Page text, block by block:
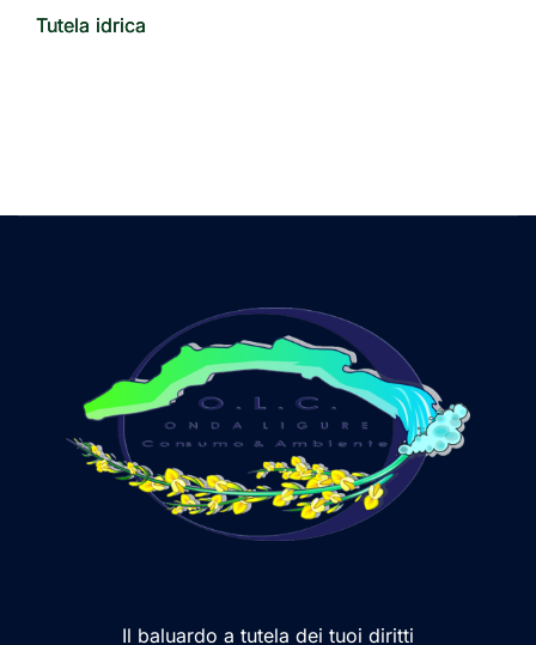
Tutela idrica
Il baluardo a tutela dei tuoi diritti